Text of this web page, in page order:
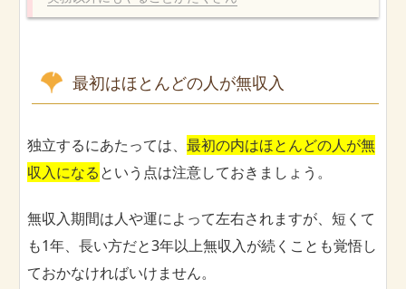
最初はほとんどの人が無収入
独立するにあたっては、 最初の内はほとんどの人が無
収入になるという点は注意しておきましょう。
無収入期間は人や運によって左右されますが、短くて
も1年、長い方だと3年以上無収入が続くことも覚悟し
ておかなければいけません。